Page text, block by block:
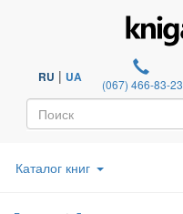
RU | UA (067) 466-83-23
Каталог книг